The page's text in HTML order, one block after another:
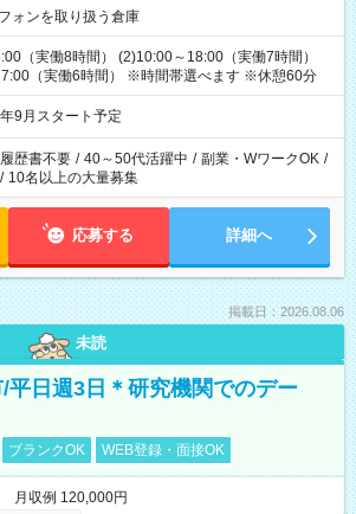
ォンを取り扱う倉庫
（実働8時間） (2)10:00～18:00（実働7時間）
（実働6時間） ※時間帯選べます ※休憩60分
9月スタート予定
履歴書不要 / 40～50代活躍中 / 副業・WワークOK /
/ 10名以上の大量募集
応募する 詳細へ
掲載日：2026.08.06
未読
平日週3日＊研究機関でのデー
ブランクOK WEB登録・面接OK
月収例 120,000円